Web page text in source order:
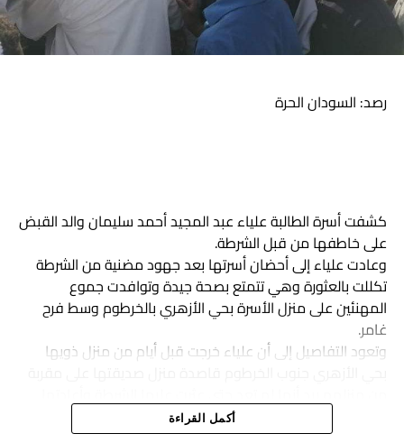
هاشتاق ذات صله : COMEBACK HURRA NEWS TRANDS
التالي
بالفيديو.. انقسام بشأن القوى السياسية واشتباكات مسلحة
بين مواطنين ومتظاهرين شرق الخرطوم
رصد: السودان الحرة
كشفت أسرة الطالبة علياء عبد المجيد أحمد سليمان والد القبض
على خاطفها من قبل الشرطة.
وعادت علياء إلى أحضان أسرتها بعد جهود مضنية من الشرطة
تكللت بالعثورة وهي تتمتع بصحة جيدة وتوافدت جموع
المهنئين على منزل الأسرة بحي الأزهري بالخرطوم وسط فرح
غامر.
وتعود التفاصيل إلى أن علياء خرجت قبل أيام من منزل ذويها
أكمل القراءة